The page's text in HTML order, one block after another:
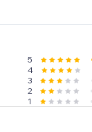
5
4
3
2
1